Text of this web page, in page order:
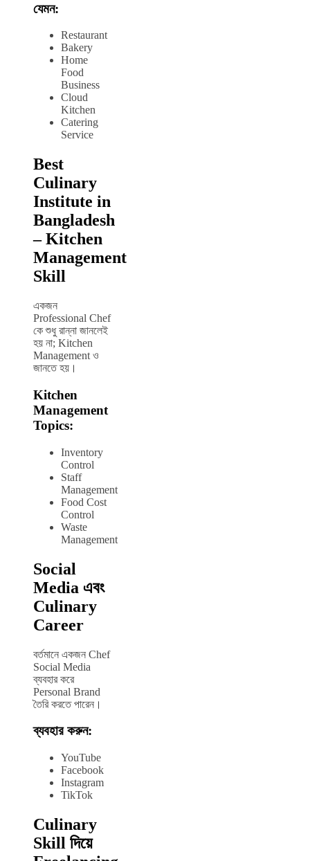
যেমন:
Restaurant
Bakery
Home
Food
Business
Cloud
Kitchen
Catering
Service
Best
Culinary
Institute in
Bangladesh
– Kitchen
Management
Skill
একজন
Professional Chef
কে শুধু রান্না জানলেই
হয় না; Kitchen
Management ও
জানতে হয়।
Kitchen
Management
Topics:
Inventory
Control
Staff
Management
Food Cost
Control
Waste
Management
Social
Media এবং
Culinary
Career
বর্তমানে একজন Chef
Social Media
ব্যবহার করে
Personal Brand
তৈরি করতে পারেন।
ব্যবহার করুন:
YouTube
Facebook
Instagram
TikTok
Culinary
Skill দিয়ে